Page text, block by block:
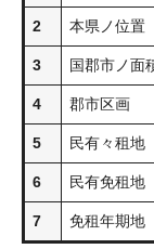
2 本県ノ位置
3 国郡市ノ面
4 郡市区画
5 民有々租地
6 民有免租地
7 免租年期地